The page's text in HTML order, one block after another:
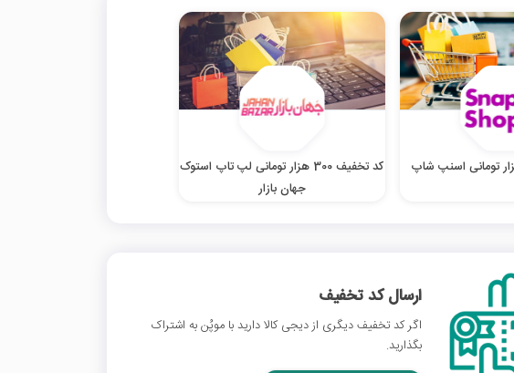
کد تخفیف 300 هزار تومانی لپ تاپ استوک
جهان بازار
ارسال کد تخفیف
اگر کد تخفیف دیگری از دیجی کالا دارید با موپُن به اشتراک
بگذارید.